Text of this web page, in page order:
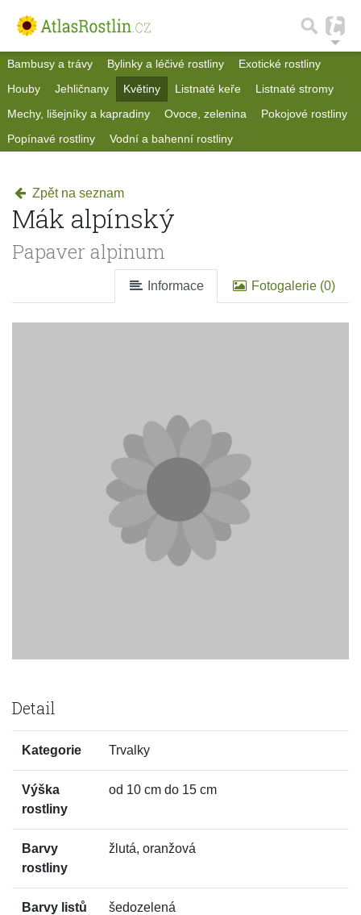
Bambusy a trávy Bylinky a léčivé rostliny
Exotické rostliny
Houby
Jehličnany Květiny Listnaté keře
Listnaté stromy
Mechy, lišejníky a kapradiny
Ovoce, zelenina
Pokojové rostliny
Popínavé rostliny
Vodní a bahenní rostliny
Zpět na seznam
Mák alpínský
Papaver alpinum
Informace Fotogalerie (0)
Detail
Kategorie Trvalky
Výška
rostliny
od 10 cm do 15 cm
Barvy
rostliny
žlutá, oranžová
Barvy listů šedozelená